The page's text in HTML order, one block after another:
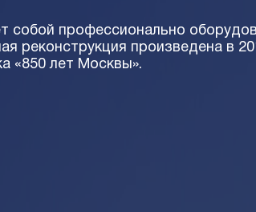
собой профессионально
реконструкция произведена в
«850 лет Москвы».